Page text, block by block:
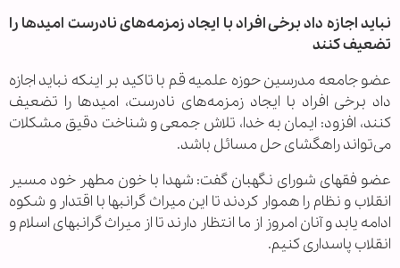
نباید اجازه داد برخی افراد با ایجاد زمزمه‌های نادرست امیدها را
تضعیف کنند
عضو جامعه مدرسین حوزه علمیه قم با تاکید بر اینکه نباید اجازه
داد برخی افراد با ایجاد زمزمه‌های نادرست، امیدها را تضعیف
کنند، افزود: ایمان به خدا، تلاش جمعی و شناخت دقیق مشکلات
می‌تواند راهگشای حل مسائل باشد.
عضو فقهای شورای نگهبان گفت: شهدا با خون مطهر خود مسیر
انقلاب و نظام را هموار کردند تا این میراث گرانبها با اقتدار و شکوه
ادامه یابد و آنان امروز از ما انتظار دارند تا از میراث گرانبهای اسلام و
انقلاب پاسداری کنیم.